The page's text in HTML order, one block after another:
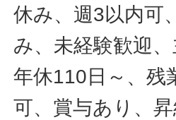
休み、週3以内可
み、未経験歓迎
年休110日～、残
可、賞与あり、